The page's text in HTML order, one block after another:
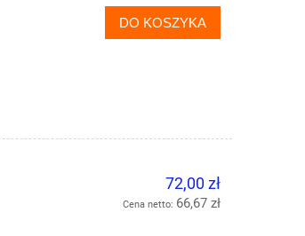
DO KOSZYKA
72,00 zł
Cena netto: 66,67 zł